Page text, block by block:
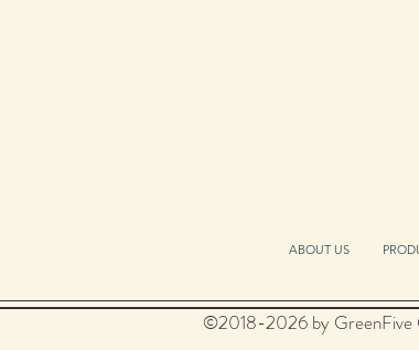
ABOUT US
©2018-2026 by GreenFive